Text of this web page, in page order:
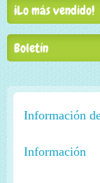
¡Lo más vendido!
Boletín
Información
Información